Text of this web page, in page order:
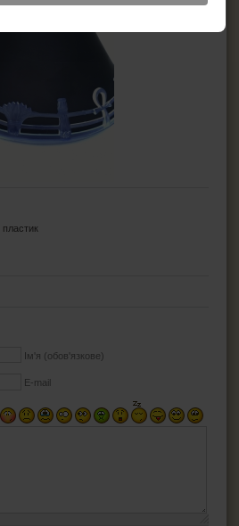
пластик
Ім'я (обов'язкове)
E-mail